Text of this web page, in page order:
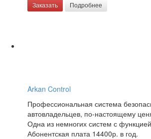
Заказать Подробнее
Arkan Control
Профессиональная система
автовладельцев, по-настоящему
Одна из немногих систем с
Абонентская плата 14400р. в год.